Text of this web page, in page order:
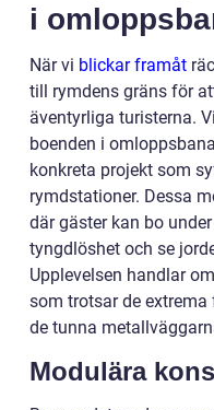
i
När vi blickar framåt
till rymdens gräns för
äventyrliga turisterna.
boenden i
konkreta projekt som
rymdstationer. Dessa
där gäster kan bo
tyngdlöshet och se
Upplevelsen handlar
som trotsar de
de tunna
Modulära